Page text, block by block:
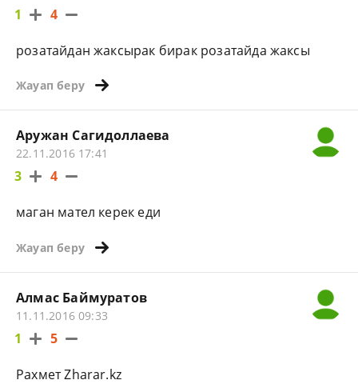
1 4
розатайдан жаксырак бирак розатайда жаксы
Жауап беру
Аружан Сагидоллаева
22.11.2016 17:41
3 4
маган мател керек еди
Жауап беру
Алмас Баймуратов
11.11.2016 09:33
1 5
Рахмет Zharar.kz